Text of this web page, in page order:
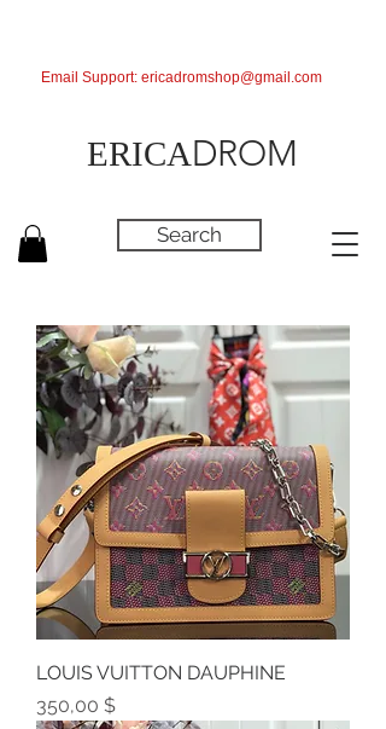
ERICADROM
Search
Email Support: ericadromshop@gmail.com
LOUIS VUITTON DAUPHINE
Preis
350,00 $